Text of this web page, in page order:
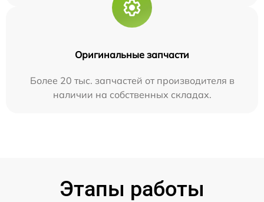
Оригинальные запчасти
Более 20 тыс. запчастей от производителя в
наличии на собственных складах.
Этапы работы